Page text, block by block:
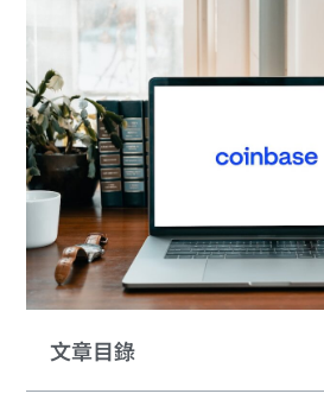
文章目錄